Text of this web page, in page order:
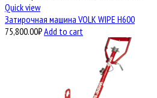
Quick view
Затирочная машина VOLK WIPE H600
75,800.00₽Add to cart